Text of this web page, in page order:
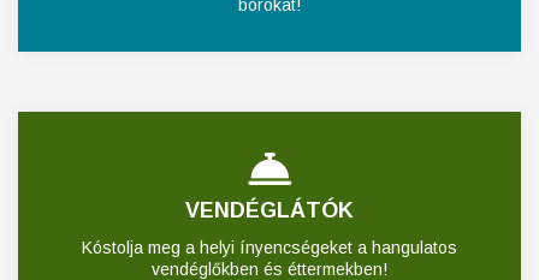
borokat!
VENDÉGLÁTÓK
Kóstolja meg a helyi ínyencségeket a hangulatos
vendéglőkben és éttermekben!